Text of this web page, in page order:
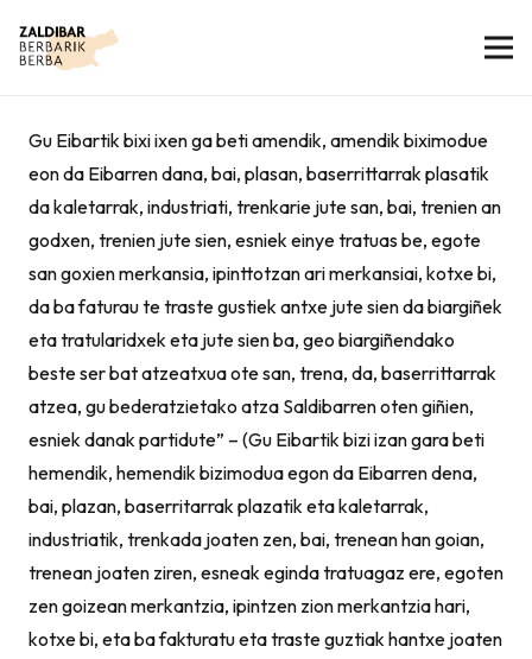
Gu Eibartik bixi ixen ga beti amendik, amendik biximodue
eon da Eibarren dana, bai, plasan, baserrittarrak plasatik
da kaletarrak, industriati, trenkarie jute san, bai, trenien an
godxen, trenien jute sien, esniek einye tratuas be, egote
san goxien merkansia, ipinttotzan ari merkansiai, kotxe bi,
da ba faturau te traste gustiek antxe jute sien da biargiñek
eta tratularidxek eta jute sien ba, geo biargiñendako
beste ser bat atzeatxua ote san, trena, da, baserrittarrak
atzea, gu bederatzietako atza Saldibarren oten giñien,
esniek danak partidute” – (Gu Eibartik bizi izan gara beti
hemendik, hemendik bizimodua egon da Eibarren dena,
bai, plazan, baserritarrak plazatik eta kaletarrak,
industriatik, trenkada joaten zen, bai, trenean han goian,
trenean joaten ziren, esneak eginda tratuagaz ere, egoten
zen goizean merkantzia, ipintzen zion merkantzia hari,
kotxe bi, eta ba fakturatu eta traste guztiak hantxe joaten